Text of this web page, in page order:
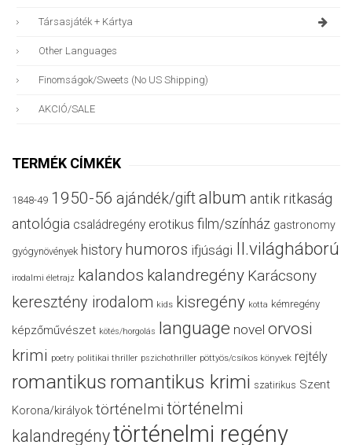
Társasjáték + Kártya
Other Languages
Finomságok/sweets (no US Shipping)
AKCIÓ/SALE
TERMÉK CÍMKÉK
1848-49 1950-56 ajándék/giftalbum antik ritkaság
antológia családregény erotikus film/színház gastronomy
gyógynövények history humoros ifjúsági II.világháború
irodalmi életrajz kalandos kalandregény Karácsony
keresztény irodalom kids kisregény kotta kémregény
képzőművészet kötés/horgolás language novel orvosi
krimi poetry politikai thriller pszichothriller pöttyös/csíkos könyvek rejtély
romantikus romantikus krimi szatirikus Szent
Korona/királyok történelmi történelmi
kalandregénytörténelmi regény